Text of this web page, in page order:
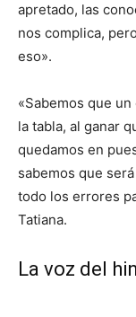
apretado, las
nos complica,
eso».
«Sabemos que
la tabla, al ganar
quedamos en
sabemos que
todo los errores
Tatiana.
La voz del